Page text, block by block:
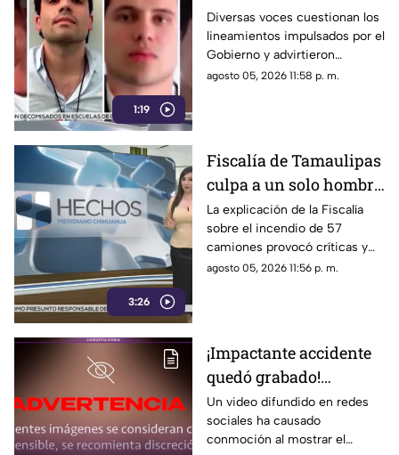
1:19
audiencias son
CENSURA disfrazada
Diversas voces cuestionan los
lineamientos impulsados por el
Gobierno y advirtieron
posibles riesgos para los
agosto 05, 2026 11:58 p. m.
3:26
Fiscalía de Tamaulipas
culpa a un solo hombre
por el incendio de un
lote 47 camiones de
papitas
La explicación de la Fiscalía
sobre el incendio de 57
camiones provocó críticas y
cuestionamientos a nivel
agosto 05, 2026 11:56 p. m.
¡Impactante accidente
quedó grabado!
Montacargas atropella
a un trabajador en una
zona portuaria y el
Un video difundido en redes
sociales ha causado
conmoción al mostrar el